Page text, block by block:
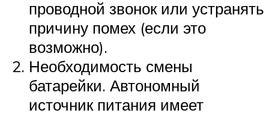
проводной звонок или устранять
причину помех (если это
возможно).
Необходимость смены
батарейки. Автономный
источник питания имеет